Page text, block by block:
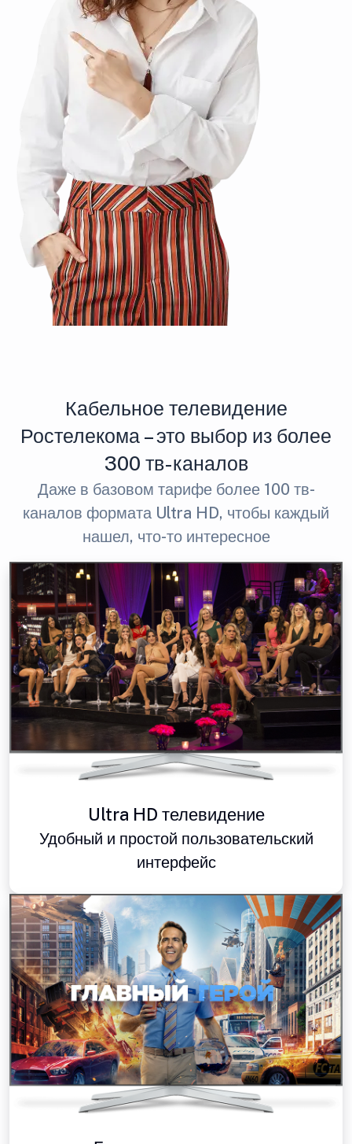
Кабельное телевидение
Ростелекома – это выбор из более
300 тв-каналов
Даже в базовом тарифе более 100 тв-
каналов формата Ultra HD, чтобы каждый
нашел, что-то интересное
Ultra HD телевидение
Удобный и простой пользовательский
интерфейс